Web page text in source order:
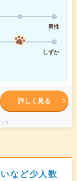
男性
しずか
詳しく見る
ス
など少人数